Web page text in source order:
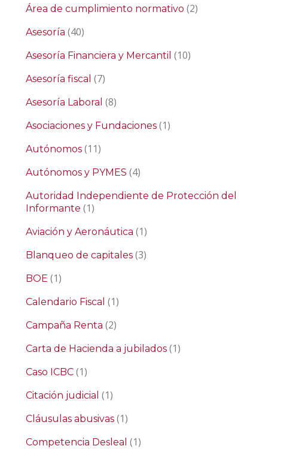
Área de cumplimiento normativo (2)
Asesoría (40)
Asesoría Financiera y Mercantil (10)
Asesoría fiscal (7)
Asesoría Laboral (8)
Asociaciones y Fundaciones (1)
Autónomos (11)
Autónomos y PYMES (4)
Autoridad Independiente de Protección del
Informante (1)
Aviación y Aeronáutica (1)
Blanqueo de capitales (3)
BOE (1)
Calendario Fiscal (1)
Campaña Renta (2)
Carta de Hacienda a jubilados (1)
Caso ICBC (1)
Citación judicial (1)
Cláusulas abusivas (1)
Competencia Desleal (1)